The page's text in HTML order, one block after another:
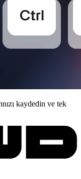
kaydedin ve tek